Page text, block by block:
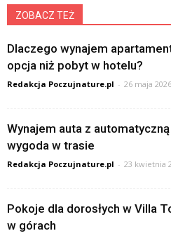
ZOBACZ TEŻ
Dlaczego wynajem
opcja niż pobyt w hotelu?
Redakcja Poczujnature.pl - 26 maja 2026
Wynajem auta z
wygoda w trasie
Redakcja Poczujnature.pl - 23 kwietnia
Pokoje dla dorosłych w Villa
w górach